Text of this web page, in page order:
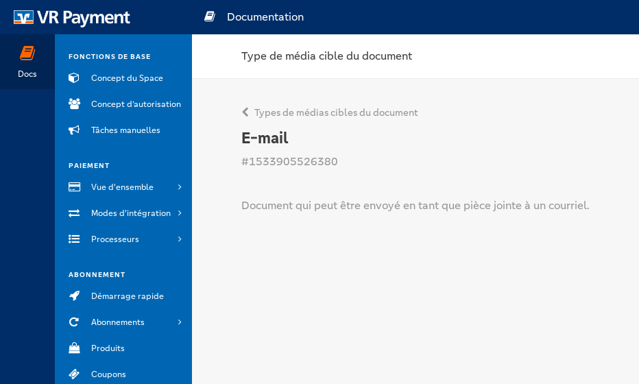
Docs
FONCTIONS DE BASE
Concept du Space
Concept d’autorisation
Tâches manuelles
PAIEMENT
Vue d'ensemble
Modes d'intégration
Processeurs
ABONNEMENT
Démarrage rapide
Abonnements
Produits
Coupons
Documentation
Type de média cible du document
Types de médias cibles du document
E-mail
#1533905526380
Document qui peut être envoyé en tant que pièce jointe à un courriel.